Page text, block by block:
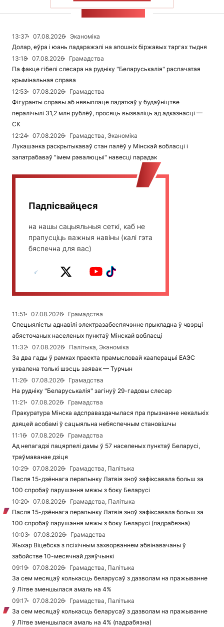
13:37 07.08.2026
Эканоміка
Долар, еўра і юань падаражэлі на апошніх біржавых таргах тыдня
13:18
07.08.2026
Грамадства
Па факце гібелі слесара на рудніку "Беларуськалія" распачатая
крымінальная справа
12:53
07.08.2026
Грамадства
Фігуранты справы аб нявыплаце падаткаў у будаўніцтве
пералічылі 31,2 млн рублёў, просяць вызваліць ад адказнасці —
СК
12:24
07.08.2026
Грамадства, Эканоміка
Лукашэнка раскрытыкаваў стан палёў у Мінскай вобласці і
запатрабаваў "імем рэвалюцыі" навесці парадак
Падпісвайцеся
на нашы сацыяльныя сеткі, каб не
прапусціць важныя навіны (калі гэта
бяспечна для вас)
11:51 07.08.2026
Грамадства
Спецыялісты аднавілі электразабеспячэнне прыкладна ў чвэрці
абясточаных населеных пунктаў Мінскай вобласці
11:32
07.08.2026
Палітыка, Эканоміка
За два гады ў рамках праекта прамысловай кааперацыі ЕАЭС
ухвалена толькі шэсць заявак — Турчын
11:26
07.08.2026
Грамадства
На рудніку "Беларуськалія" загінуў 29-гадовы слесар
11:21
07.08.2026
Грамадства
Пракуратура Мінска адсправаздачылася пра прызнанне некалькіх
дзяцей асобамі ў сацыяльна небяспечным становішчы
11:16
07.08.2026
Грамадства
Ад непагадзі пацярпелі дамы ў 57 населеных пунктаў Беларусі,
траўмаванае дзіця
10:29
07.08.2026
Грамадства, Палітыка
Пасля 15-дзённага перапынку Латвія зноў зафіксавала больш за
100 спробаў парушэння мяжы з боку Беларусі
10:20
07.08.2026
Грамадства, Палітыка
Пасля 15-дзённага перапынку Латвія зноў зафіксавала больш за
100 спробаў парушэння мяжы з боку Беларусі (падрабязна)
10:03
07.08.2026
Грамадства
Жыхар Віцебска з псіхічным захворваннем абвінавачаны ў
забойстве 10-месячнай дзяўчынкі
09:19
07.08.2026
Грамадства, Палітыка
За сем месяцаў колькасць беларусаў з дазволам на пражыванне
ў Літве зменшылася амаль на 4%
09:17
07.08.2026
Грамадства, Палітыка
За сем месяцаў колькасць беларусаў з дазволам на пражыванне
ў Літве зменшылася амаль на 4% (падрабязна)